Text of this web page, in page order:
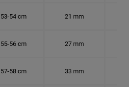
53-54 cm 21 mm
55-56 cm 27 mm
57-58 cm 33 mm